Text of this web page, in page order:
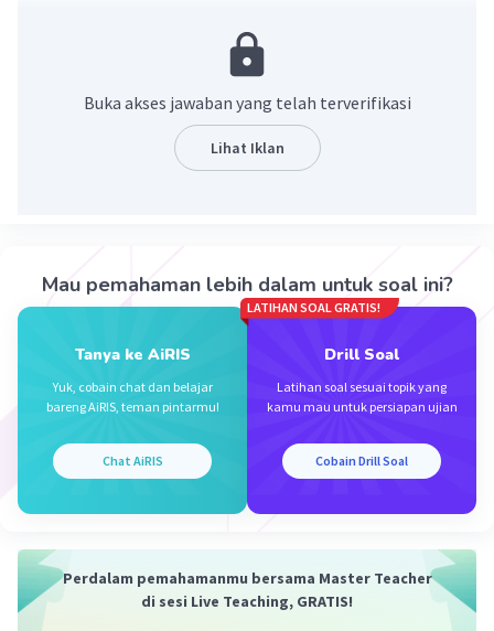
mengemukakan sebuah sistem tata nama yang bernama
sistem tata nama ganda. Carolus menggunakan bahasa
latin dalam sistem tata nama ganda tersebut.
·0.0
Iklan
Buka akses jawaban yang telah terverifikasi
Lihat Iklan
Mau pemahaman lebih dalam untuk soal ini?
Tanya ke AiRIS
Yuk, cobain chat dan belajar
bareng AiRIS, teman pintarmu!
Chat AiRIS
LATIHAN SOAL GRATIS!
Drill Soal
Latihan soal sesuai topik yang
kamu mau untuk persiapan ujian
Cobain Drill Soal
Perdalam pemahamanmu bersama Master Teacher
di sesi Live Teaching, GRATIS!